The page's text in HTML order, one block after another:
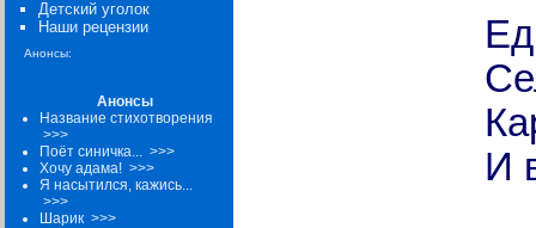
Детский уголок
Наши рецензии
Анонсы:
Анонсы
Название стихотворения
>>>
Поёт синичка... >>>
Хочу адама! >>>
Я насытился, кажись...
>>>
Шарик >>>
И